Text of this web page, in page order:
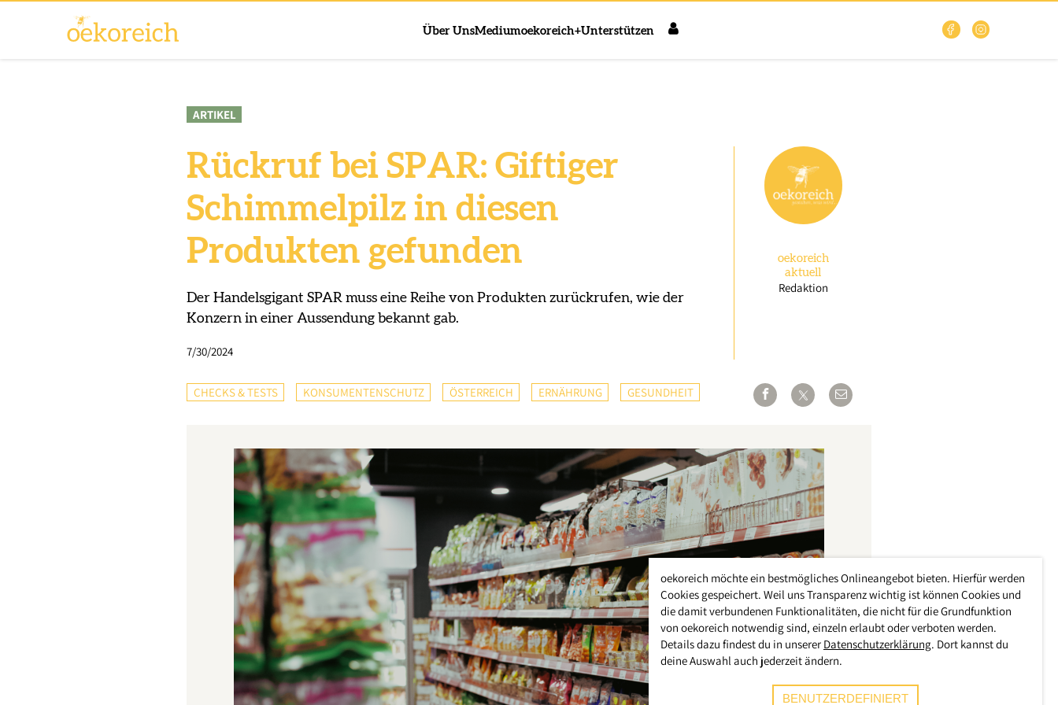
Über UnsMediumoekoreich+Unterstützen
ARTIKEL
Rückruf bei SPAR: Giftiger
Schimmelpilz in diesen
Produkten gefunden
Der Handelsgigant SPAR muss eine Reihe von Produkten zurückrufen, wie der
Konzern in einer Aussendung bekannt gab.
7/30/2024
oekoreich
aktuell
Redaktion
CHECKS & TESTS KONSUMENTENSCHUTZ ÖSTERREICH ERNÄHRUNG GESUNDHEIT
oekoreich möchte ein bestmögliches Onlineangebot bieten. Hierfür werden
Cookies gespeichert. Weil uns Transparenz wichtig ist können Cookies und
die damit verbundenen Funktionalitäten, die nicht für die Grundfunktion
von oekoreich notwendig sind, einzeln erlaubt oder verboten werden.
Details dazu findest du in unserer Datenschutzerklärung. Dort kannst du
deine Auswahl auch jederzeit ändern.
BENUTZERDEFINIERT